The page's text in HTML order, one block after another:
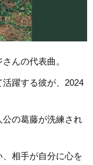
んの代表曲。
躍する彼が、2024
の葛藤が洗練され
相手が自分に心を